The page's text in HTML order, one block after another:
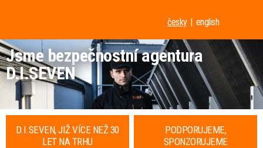
česky english
Jsme bezpečnostní agentura
D.I.SEVEN
D.I.SEVEN, JIŽ VÍCE NEŽ 30
LET NA TRHU
PODPORUJEME,
SPONZORUJEME